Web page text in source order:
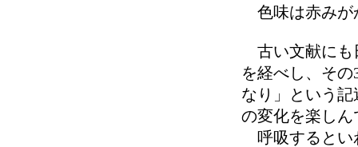
色味は赤みが
古い文献にも
を経べし、そ
なり」という
の変化を楽し
呼吸するとい